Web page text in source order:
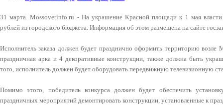
31 марта. Mossovetinfo.ru - На украшение Красной площади к 1 мая
рублей из городского бюджета. Информация об этом размещена на сайте
Исполнитель заказа должен будет празднично оформить территорию
праздничная арка и 4 декоративные конструкции, также должна быть
того, исполнитель должен будет оборудовать передвижную телевизионную
Помимо этого, победитель конкурса должен будет обеспечить
праздничных мероприятий демонтировать конструкции, установленные к